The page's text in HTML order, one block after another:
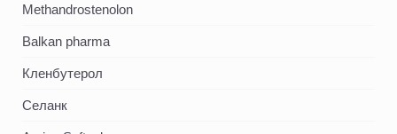
Methandrostenolon
Balkan pharma
Кленбутерол
Селанк